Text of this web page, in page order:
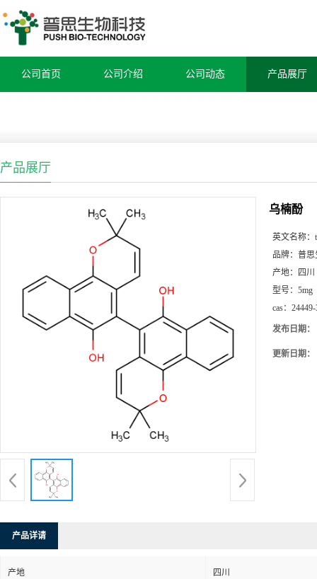
公司首页 公司介绍 公司动态 产品展厅
产品展厅
乌楠酚
英文名称：
品牌： 普思
产地：
四川
型号： 5mg
cas：
发布日期：
更新日期：
产品详请
产地 四川